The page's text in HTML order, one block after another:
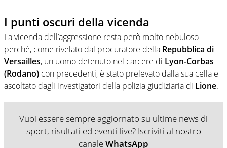
I punti oscuri della vicenda
La vicenda dell’aggressione resta però molto nebuloso
perché, come rivelato dal procuratore della Repubblica di
Versailles, un uomo detenuto nel carcere di Lyon-Corbas
(Rodano) con precedenti, è stato prelevato dalla sua cella e
ascoltato dagli investigatori della polizia giudiziaria di Lione.
Vuoi essere sempre aggiornato su ultime news di
sport, risultati ed eventi live? Iscriviti al nostro
canaleWhatsApp